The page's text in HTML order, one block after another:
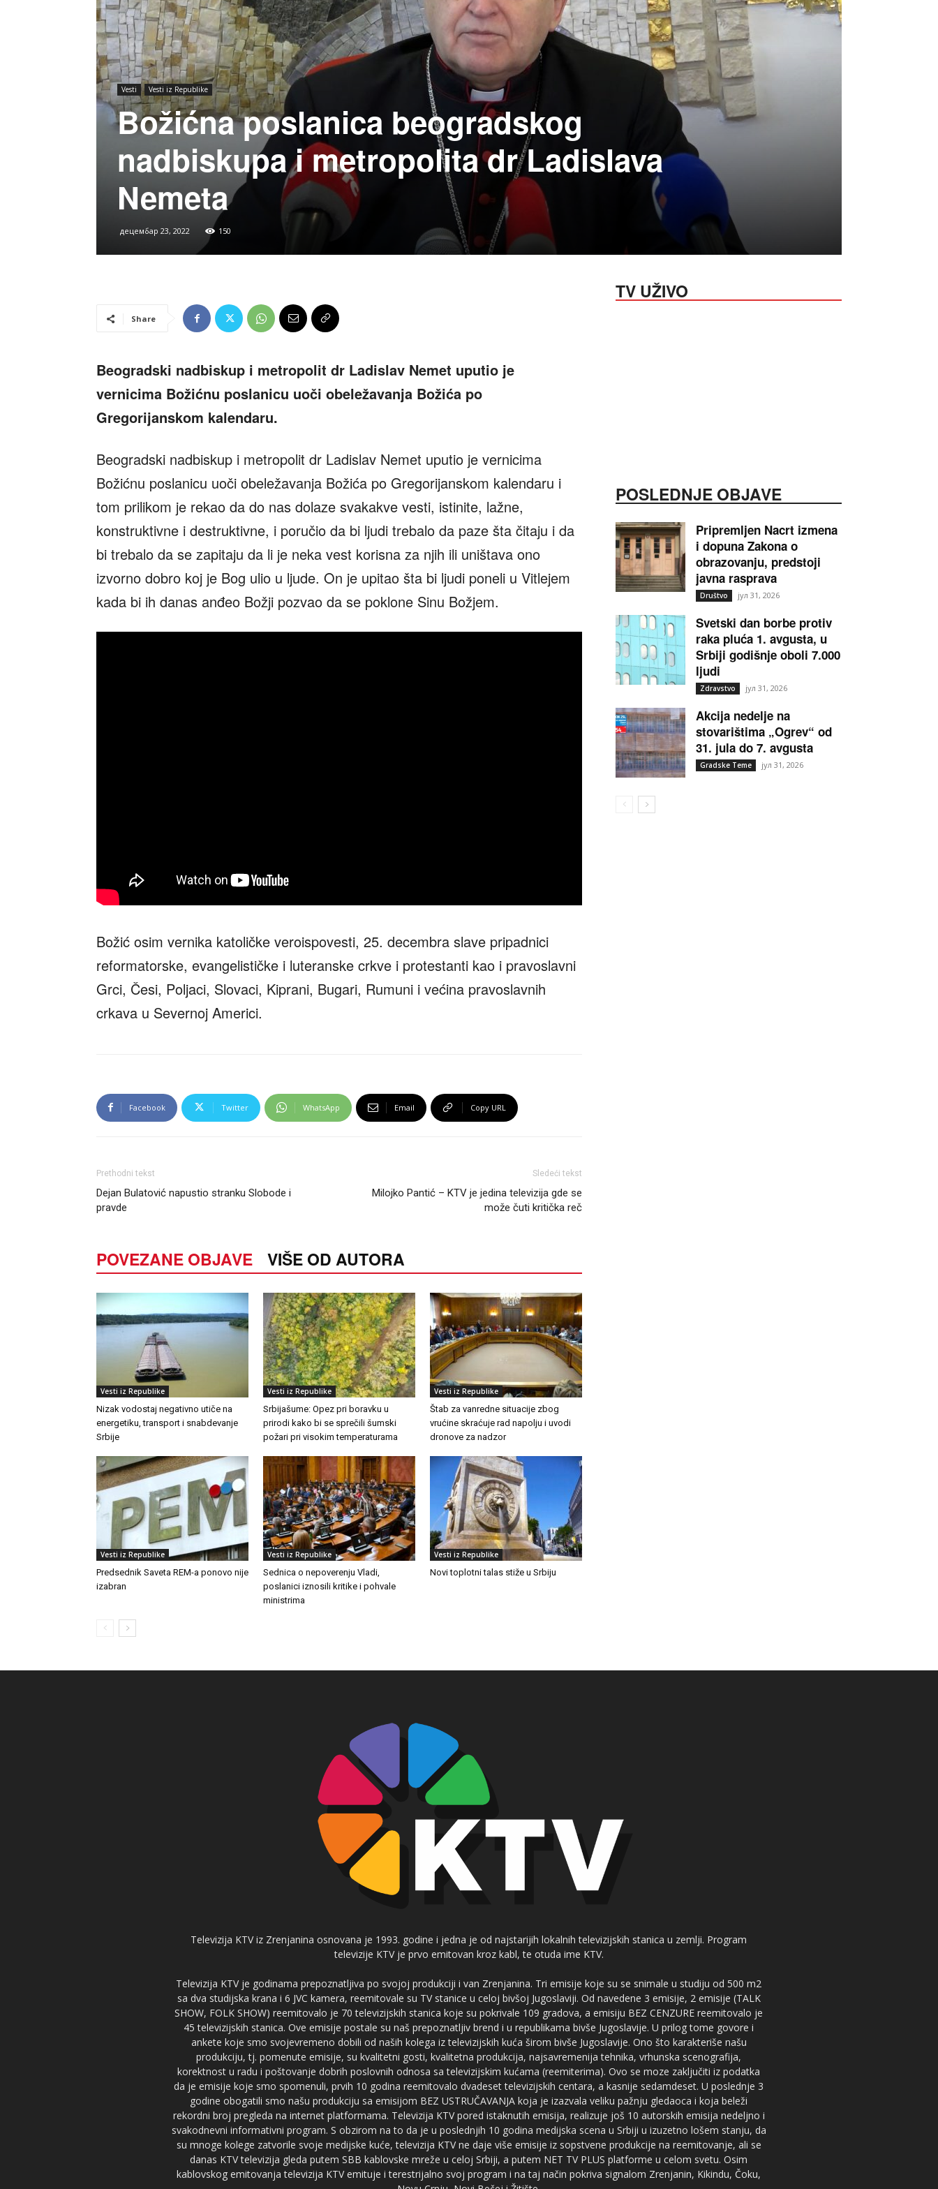
Vesti Vesti iz Republike
Božićna poslanica beogradskog
nadbiskupa i metropolita dr Ladislava
Nemeta
децембар 23, 2022 150
Share
Beogradski nadbiskup i metropolit dr Ladislav Nemet uputio je
vernicima Božićnu poslanicu uoči obeležavanja Božića po
Gregorijanskom kalendaru.
Beogradski nadbiskup i metropolit dr Ladislav Nemet uputio je vernicima
Božićnu poslanicu uoči obeležavanja Božića po Gregorijanskom kalendaru i
tom prilikom je rekao da do nas dolaze svakakve vesti, istinite, lažne,
konstruktivne i destruktivne, i poručio da bi ljudi trebalo da paze šta čitaju i da
bi trebalo da se zapitaju da li je neka vest korisna za njih ili uništava ono
izvorno dobro koj je Bog ulio u ljude. On je upitao šta bi ljudi poneli u Vitlejem
kada bi ih danas anđeo Božji pozvao da se poklone Sinu Božjem.
Božić osim vernika katoličke veroispovesti, 25. decembra slave pripadnici
reformatorske, evangelističke i luteranske crkve i protestanti kao i pravoslavni
Grci, Česi, Poljaci, Slovaci, Kiprani, Bugari, Rumuni i većina pravoslavnih
crkava u Severnoj Americi.
Facebook Twitter WhatsApp Email Copy URL
Prethodni tekst
Dejan Bulatović napustio stranku Slobode i
pravde
Sledeći tekst
Milojko Pantić – KTV je jedina televizija gde se
može čuti kritička reč
POVEZANE OBJAVE VIŠE OD AUTORA
Vesti iz Republike
Nizak vodostaj negativno utiče na
energetiku, transport i snabdevanje
Srbije
Vesti iz Republike
Srbijašume: Opez pri boravku u
prirodi kako bi se sprečili šumski
požari pri visokim temperaturama
Vesti iz Republike
Štab za vanredne situacije zbog
vrućine skraćuje rad napolju i uvodi
dronove za nadzor
Vesti iz Republike
Predsednik Saveta REM-a ponovo nije
izabran
Vesti iz Republike
Sednica o nepoverenju Vladi,
poslanici iznosili kritike i pohvale
ministrima
Vesti iz Republike
Novi toplotni talas stiže u Srbiju
TV UŽIVO
POSLEDNJE OBJAVE
Pripremljen Nacrt izmena
i dopuna Zakona o
obrazovanju, predstoji
javna rasprava
Društvo јул 31, 2026
Svetski dan borbe protiv
raka pluća 1. avgusta, u
Srbiji godišnje oboli 7.000
ljudi
Zdravstvo јул 31, 2026
Akcija nedelje na
stovarištima „Ogrev“ od
31. jula do 7. avgusta
Gradske Teme јул 31, 2026
Televizija KTV iz Zrenjanina osnovana je 1993. godine i jedna je od najstarijih lokalnih televizijskih stanica u zemlji. Program
televizije KTV je prvo emitovan kroz kabl, te otuda ime KTV.
Televizija KTV je godinama prepoznatljiva po svojoj produkciji i van Zrenjanina. Tri emisije koje su se snimale u studiju od 500 m2
sa dva studijska krana i 6 JVC kamera, reemitovale su TV stanice u celoj bivšoj Jugoslaviji. Od navedene 3 emisije, 2 emisije (TALK
SHOW, FOLK SHOW) reemitovalo je 70 televizijskih stanica koje su pokrivale 109 gradova, a emisiju BEZ CENZURE reemitovalo je
45 televizijskih stanica. Ove emisije postale su naš prepoznatljiv brend i u republikama bivše Jugoslavije. U prilog tome govore i
ankete koje smo svojevremeno dobili od naših kolega iz televizijskih kuća širom bivše Jugoslavije. Ono što karakteriše našu
produkciju, tj. pomenute emisije, su kvalitetni gosti, kvalitetna produkcija, najsavremenija tehnika, vrhunska scenografija,
korektnost u radu i poštovanje dobrih poslovnih odnosa sa televizijskim kućama (reemiterima). Ovo se moze zaključiti iz podatka
da je emisije koje smo spomenuli, prvih 10 godina reemitovalo dvadeset televizijskih centara, a kasnije sedamdeset. U poslednje 3
godine obogatili smo našu produkciju sa emisijom BEZ USTRUČAVANJA koja je izazvala veliku pažnju gledaoca i koja beleži
rekordni broj pregleda na internet platformama. Televizija KTV pored istaknutih emisija, realizuje još 10 autorskih emisija nedeljno i
svakodnevni informativni program. S obzirom na to da je u poslednjih 10 godina medijska scena u Srbiji u izuzetno lošem stanju, da
su mnoge kolege zatvorile svoje medijske kuće, televizija KTV ne daje više emisije iz sopstvene produkcije na reemitovanje, ali se
danas KTV televizija gleda putem SBB kablovske mreže u celoj Srbiji, a putem NET TV PLUS platforme u celom svetu. Osim
kablovskog emitovanja televizija KTV emituje i terestrijalno svoj program i na taj način pokriva signalom Zrenjanin, Kikindu, Čoku,